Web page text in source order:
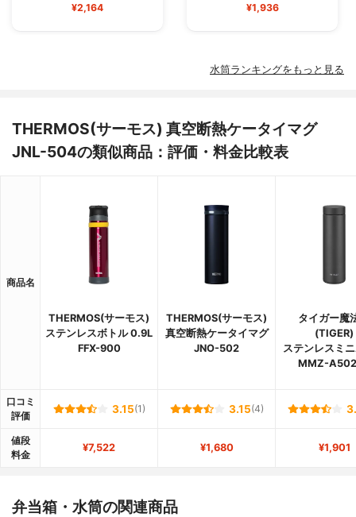
¥2,164 ¥1,936
水筒ランキングをもっと見る
THERMOS(サーモス) 真空断熱ケータイマグ
JNL-504の類似商品：評価・料金比較表
商品名
THERMOS(サーモス)
ステンレスボトル 0.9L
FFX-900
THERMOS(サーモス)
真空断熱ケータイマグ
JNO-502
タイガー魔
(TIGER)
ステンレスミ
MMZ-
口コミ
評価
3.15(1) 3.15(4)
値段
料金
¥7,522 ¥1,680 ¥1,901
弁当箱・水筒の関連商品